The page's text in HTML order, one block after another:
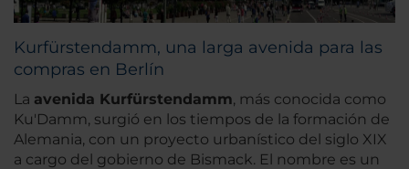
Kurfürstendamm, una larga avenida para las
compras en Berlín
La avenida Kurfürstendamm, más conocida como
Ku'Damm, surgió en los tiempos de la formación de
Alemania, con un proyecto urbanístico del siglo XIX
a cargo del gobierno de Bismack. El nombre es un